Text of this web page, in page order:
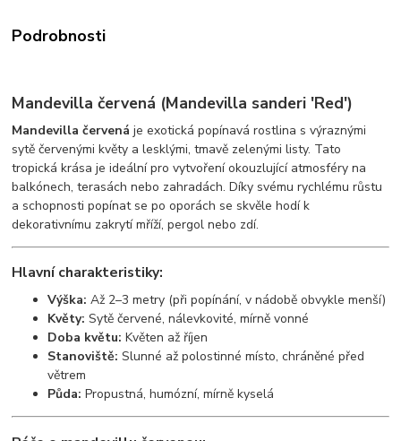
Podrobnosti
Mandevilla červená (Mandevilla sanderi 'Red')
Mandevilla červená je exotická popínavá rostlina s výraznými
sytě červenými květy a lesklými, tmavě zelenými listy. Tato
tropická krása je ideální pro vytvoření okouzlující atmosféry na
balkónech, terasách nebo zahradách. Díky svému rychlému růstu
a schopnosti popínat se po oporách se skvěle hodí k
dekorativnímu zakrytí mříží, pergol nebo zdí.
Hlavní charakteristiky:
Výška: Až 2–3 metry (při popínání, v nádobě obvykle menší)
Květy: Sytě červené, nálevkovité, mírně vonné
Doba květu: Květen až říjen
Stanoviště: Slunné až polostinné místo, chráněné před
větrem
Půda: Propustná, humózní, mírně kyselá